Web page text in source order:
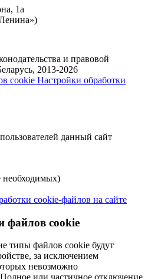
1а
и правовой
2013-2026
cookie Настройки обработки
данный сайт
необходимых)
cookie-файлов на сайте
файлов cookie
типы файлов cookie будут
за исключением
невозможно